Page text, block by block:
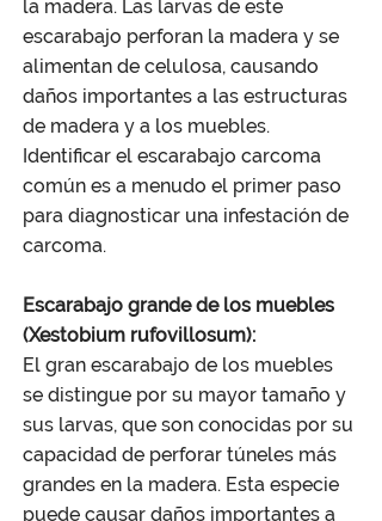
la madera. Las larvas de este
escarabajo perforan la madera y se
alimentan de celulosa, causando
daños importantes a las estructuras
de madera y a los muebles.
Identificar el escarabajo carcoma
común es a menudo el primer paso
para diagnosticar una infestación de
carcoma.
Escarabajo grande de los muebles
(Xestobium rufovillosum):
El gran escarabajo de los muebles
se distingue por su mayor tamaño y
sus larvas, que son conocidas por su
capacidad de perforar túneles más
grandes en la madera. Esta especie
puede causar daños importantes a